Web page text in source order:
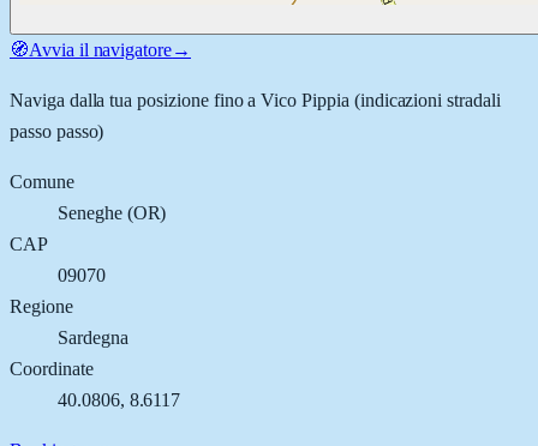
🧭Avvia il navigatore→
Naviga dalla tua posizione fino aVico Pippia (indicazioni stradali
passo passo)
Comune
Seneghe(OR)
CAP
09070
Regione
Sardegna
Coordinate
40.0806, 8.6117